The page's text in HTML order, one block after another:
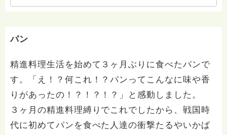
パン
精進料理生活を始めて３ヶ月ぶりに食べたパンで
す。「え！？何これ！？パンってこんなに味や香
りがあったの！？！？！？」と感動しました。
３ヶ月の精進料理縛りでこれでしたから、戦国時
代に初めてパンを食べた人達の衝撃たるやいかば